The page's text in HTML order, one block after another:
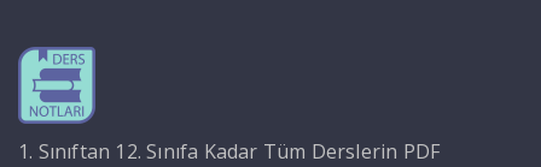
1. Sınıftan 12. Sınıfa Kadar Tüm Derslerin PDF